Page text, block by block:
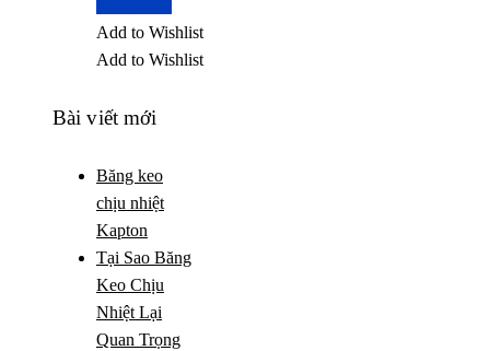
Add to Wishlist
Add to Wishlist
Bài viết mới
Băng keo
chịu nhiệt
Kapton
Tại Sao Băng
Keo Chịu
Nhiệt Lại
Quan Trọng